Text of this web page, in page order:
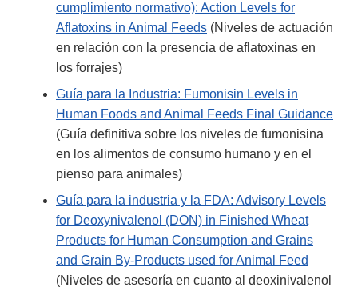
cumplimiento normativo): Action Levels for
Aflatoxins in Animal Feeds (Niveles de actuación
en relación con la presencia de aflatoxinas en
los forrajes)
Guía para la Industria: Fumonisin Levels in
Human Foods and Animal Feeds Final Guidance
(Guía definitiva sobre los niveles de fumonisina
en los alimentos de consumo humano y en el
pienso para animales)
Guía para la industria y la FDA: Advisory Levels
for Deoxynivalenol (DON) in Finished Wheat
Products for Human Consumption and Grains
and Grain By-Products used for Animal Feed
(Niveles de asesoría en cuanto al deoxinivalenol